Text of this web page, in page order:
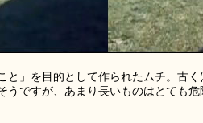
と」を目的として作られたムチ。古
うですが、あまり長いものはとても